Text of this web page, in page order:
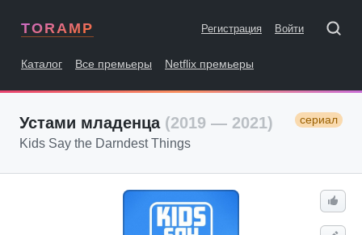
TORAMP Регистрация Войти
Каталог Все премьеры Netflix премьеры
Устами младенца (2019 — 2021) сериал
Kids Say the Darndest Things